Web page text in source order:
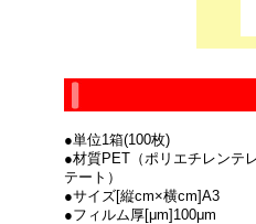
●単位1箱(100枚)
●材質PET（ポリエチレンテ
テート）
●サイズ[縦cm×横cm]A3
●フィルム厚[μm]100μm